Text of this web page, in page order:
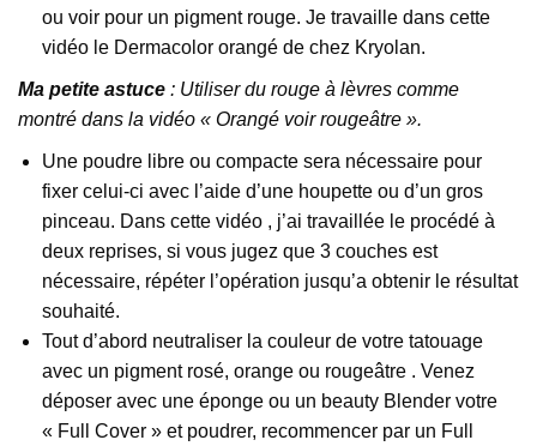
ou voir pour un pigment rouge. Je travaille dans cette
vidéo le Dermacolor orangé de chez Kryolan.
Ma petite astuce : Utiliser du rouge à lèvres comme
montré dans la vidéo « Orangé voir rougeâtre ».
Une poudre libre ou compacte sera nécessaire pour
fixer celui-ci avec l’aide d’une houpette ou d’un gros
pinceau. Dans cette vidéo , j’ai travaillée le procédé à
deux reprises, si vous jugez que 3 couches est
nécessaire, répéter l’opération jusqu’a obtenir le résultat
souhaité.
Tout d’abord neutraliser la couleur de votre tatouage
avec un pigment rosé, orange ou rougeâtre . Venez
déposer avec une éponge ou un beauty Blender votre
« Full Cover » et poudrer, recommencer par un Full